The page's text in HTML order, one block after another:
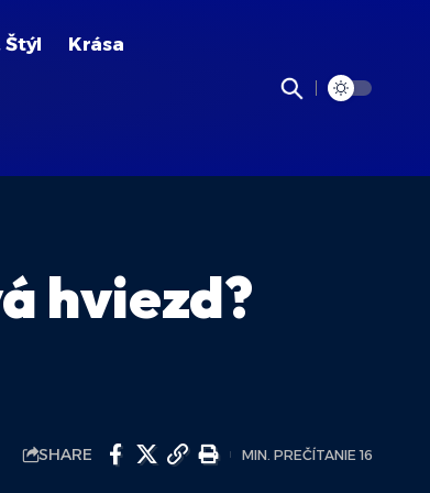
Štýl Krása
hviezd?
SHARE MIN. PREČÍTANIE 16